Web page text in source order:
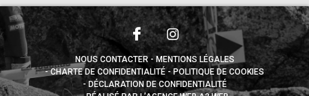
NOUS CONTACTER
MENTIONS LÉGALES
CHARTE DE CONFIDENTIALITÉ
POLITIQUE DE COOKIES
DÉCLARATION DE CONFIDENTIALITÉ